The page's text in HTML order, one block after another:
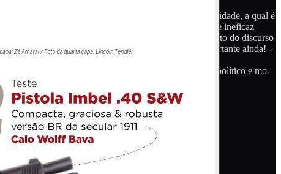
utilizam dados temporários e tentam manipular a realidade, a qual é
pública em especial a falaciosa e comprovadamente ineficaz
comemoração, é a clara evidência do desmoronamento do discurso
contrários ao desarmamento como e mais importante ainda! -
de armas no Brasil; e o único caminho é o caminho político e mo-
sendo governados por aqueles que se interessam!